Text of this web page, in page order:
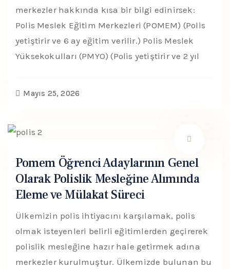
merkezler hakkında kısa bir bilgi edinirsek:
Polis Meslek Eğitim Merkezleri (POMEM) (Polis
yetiştirir ve 6 ay eğitim verilir.) Polis Meslek
Yüksekokulları (PMYO) (Polis yetiştirir ve 2 yıl
Mayıs 25, 2026
Pomem Öğrenci Adaylarının Genel
Olarak Polislik Mesleğine Alımında
Eleme ve Mülakat Süreci
Ülkemizin polis ihtiyacını karşılamak, polis
olmak isteyenleri belirli eğitimlerden geçirerek
polislik mesleğine hazır hale getirmek adına
merkezler kurulmuştur. Ülkemizde bulunan bu